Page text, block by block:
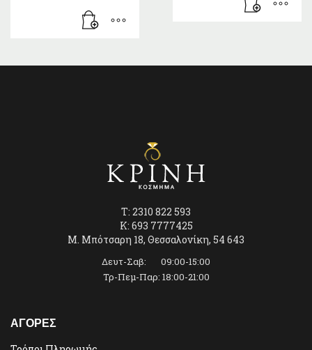
T: 2310 822 593
K: 693 7777425
Μ. Μπότσαρη 18, Θεσσαλονίκη, 54 643
Δευτ-Σαβ: 09:00-15:00
Τρ-Πεμ-Παρ: 18:00-21:00
ΑΓΟΡΕΣ